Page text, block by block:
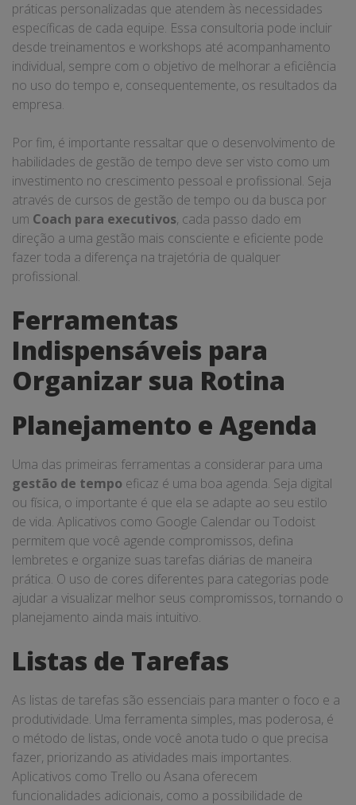
práticas personalizadas que atendem às necessidades
específicas de cada equipe. Essa consultoria pode incluir
desde treinamentos e workshops até acompanhamento
individual, sempre com o objetivo de melhorar a eficiência
no uso do tempo e, consequentemente, os resultados da
empresa.
Por fim, é importante ressaltar que o desenvolvimento de
habilidades de gestão de tempo deve ser visto como um
investimento no crescimento pessoal e profissional. Seja
através de cursos de gestão de tempo ou da busca por
um Coach para executivos, cada passo dado em
direção a uma gestão mais consciente e eficiente pode
fazer toda a diferença na trajetória de qualquer
profissional.
Ferramentas
Indispensáveis para
Organizar sua Rotina
Planejamento e Agenda
Uma das primeiras ferramentas a considerar para uma
gestão de tempo eficaz é uma boa agenda. Seja digital
ou física, o importante é que ela se adapte ao seu estilo
de vida. Aplicativos como Google Calendar ou Todoist
permitem que você agende compromissos, defina
lembretes e organize suas tarefas diárias de maneira
prática. O uso de cores diferentes para categorias pode
ajudar a visualizar melhor seus compromissos, tornando o
planejamento ainda mais intuitivo.
Listas de Tarefas
As listas de tarefas são essenciais para manter o foco e a
produtividade. Uma ferramenta simples, mas poderosa, é
o método de listas, onde você anota tudo o que precisa
fazer, priorizando as atividades mais importantes.
Aplicativos como Trello ou Asana oferecem
funcionalidades adicionais, como a possibilidade de